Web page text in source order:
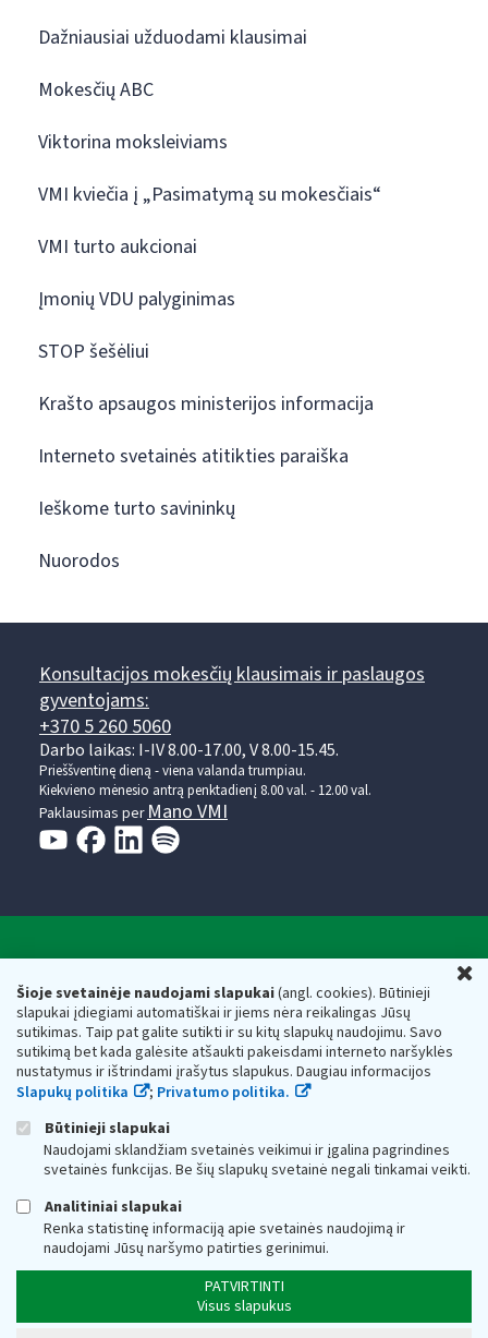
Šioje svetainėje naudojami slapukai(angl. cookies). Būtinieji
slapukai įdiegiami automatiškai ir jiems nėra reikalingas Jūsų
sutikimas. Taip pat galite sutikti ir su kitų slapukų naudojimu. Savo
sutikimą bet kada galėsite atšaukti pakeisdami interneto naršyklės
nustatymus ir ištrindami įrašytus slapukus. Daugiau informacijos
Slapukų politika
; Privatumo politika.
Būtinieji slapukai
Naudojami sklandžiam svetainės veikimui ir įgalina pagrindines
svetainės funkcijas. Be šių slapukų svetainė negali tinkamai veikti.
Analitiniai slapukai
Renka statistinę informaciją apie svetainės naudojimą ir
naudojami Jūsų naršymo patirties gerinimui.
PATVIRTINTI
Visus slapukus
Dažniausiai užduodami klausimai
Mokesčių ABC
Viktorina moksleiviams
VMI kviečia į „Pasimatymą su mokesčiais“
VMI turto aukcionai
Įmonių VDU palyginimas
STOP šešėliui
Krašto apsaugos ministerijos informacija
Interneto svetainės atitikties paraiška
Ieškome turto savininkų
Nuorodos
Konsultacijos mokesčių klausimais ir paslaugos
gyventojams:
+370 5 260 5060
Darbo laikas: I-IV 8.00-17.00, V 8.00-15.45.
Prieššventinę dieną - viena valanda trumpiau.
Kiekvieno mėnesio antrą penktadienį 8.00 val. - 12.00 val.
Paklausimas per Mano VMI
Respublikos finansų ministerijos
Biudžetinė įstaiga. Juridinio asmens kodas — 188659752,
adresas: Vasario 16-osios g. 14, 01107 Vilnius, Lietuva, el.paštas:
vmi@vmi.lt, E. pristatymo dėžutės adresas 188659752
Duomenys apie Valstybinę mokesčių inspekciją prie Lietuvos
Respublikos finansų ministerijos kaupiami ir saugomi Juridinių